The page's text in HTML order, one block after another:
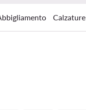
Calzature